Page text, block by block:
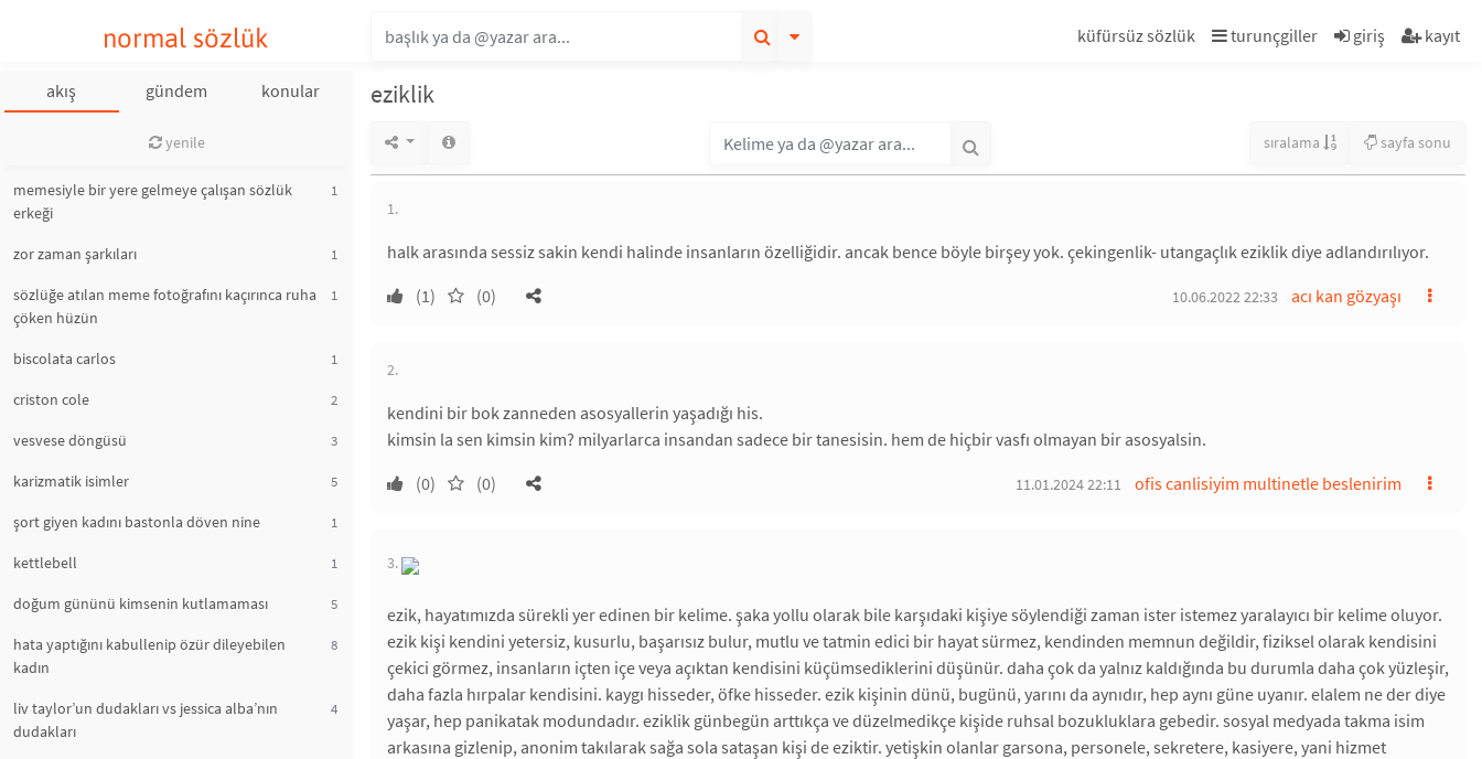
normal sözlük küfürsüz sözlük turunçgiller giriş kayıt
akış gündem konular
yenile
memesiyle bir yere gelmeye çalışan sözlük
erkeği
1
zor zaman şarkıları 1
sözlüğe atılan meme fotoğrafını kaçırınca ruha
çöken hüzün
1
biscolata carlos 1
criston cole 2
vesvese döngüsü 3
karizmatik isimler 5
şort giyen kadını bastonla döven nine 1
kettlebell 1
doğum gününü kimsenin kutlamaması 5
hata yaptığını kabullenip özür dileyebilen
kadın
8
liv taylor’un dudakları vs jessica alba’nın
dudakları
4
eziklik
sıralama sayfa sonu
1.
halk arasında sessiz sakin kendi halinde insanların özelliğidir. ancak bence böyle birşey yok. çekingenlik- utangaçlık eziklik diye adlandırılıyor.
(1)
(0) acı kan gözyaşı
10.06.2022 22:33
2.
kendini bir bok zanneden asosyallerin yaşadığı his.
kimsin la sen kimsin kim? milyarlarca insandan sadece bir tanesisin. hem de hiçbir vasfı olmayan bir asosyalsin.
(0)
(0) ofis canlisiyim multinetle beslenirim
11.01.2024 22:11
3.
ezik, hayatımızda sürekli yer edinen bir kelime. şaka yollu olarak bile karşıdaki kişiye söylendiği zaman ister istemez yaralayıcı bir kelime oluyor.
ezik kişi kendini yetersiz, kusurlu, başarısız bulur, mutlu ve tatmin edici bir hayat sürmez, kendinden memnun değildir, fiziksel olarak kendisini
çekici görmez, insanların içten içe veya açıktan kendisini küçümsediklerini düşünür. daha çok da yalnız kaldığında bu durumla daha çok yüzleşir,
daha fazla hırpalar kendisini. kaygı hisseder, öfke hisseder. ezik kişinin dünü, bugünü, yarını da aynıdır, hep aynı güne uyanır. elalem ne der diye
yaşar, hep panikatak modundadır. eziklik günbegün arttıkça ve düzelmedikçe kişide ruhsal bozukluklara gebedir. sosyal medyada takma isim
arkasına gizlenip, anonim takılarak sağa sola sataşan kişi de eziktir. yetişkin olanlar garsona, personele, sekretere, kasiyere, yani hizmet